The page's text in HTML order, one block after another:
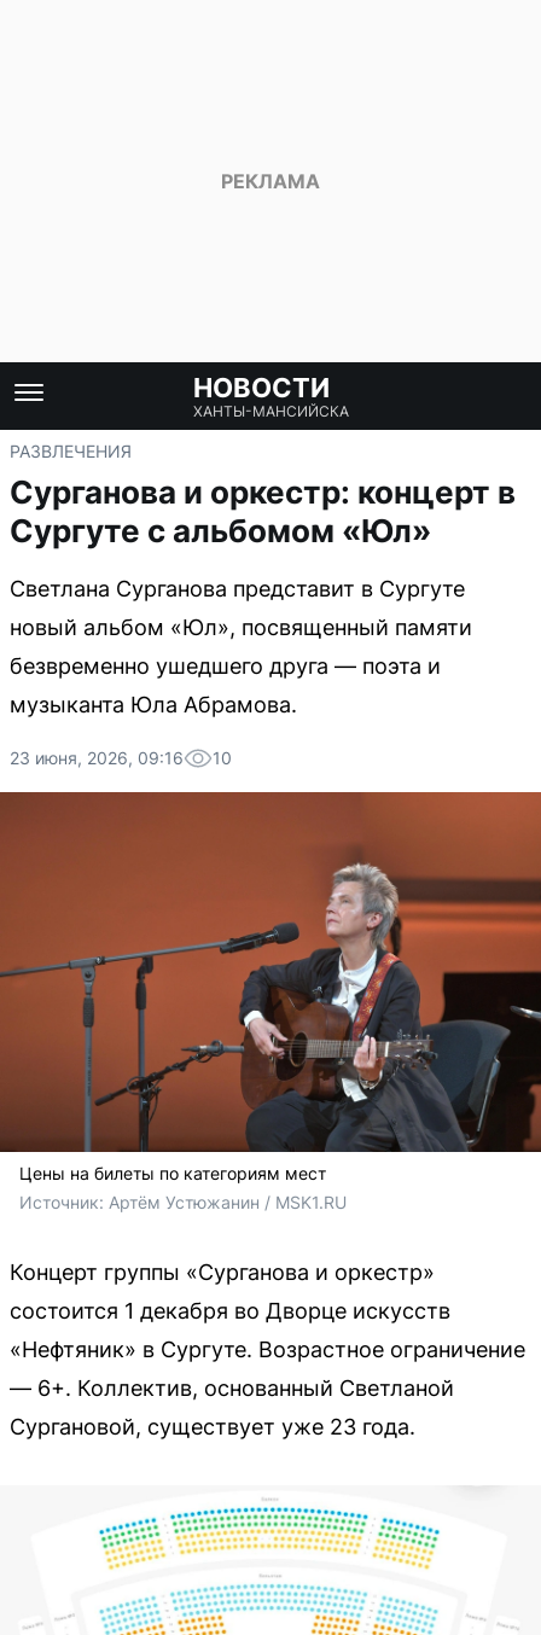
НОВОСТИ
ХАНТЫ-МАНСИЙСКА
РАЗВЛЕЧЕНИЯ
Сурганова и оркестр: концерт в
Сургуте с альбомом «Юл»
Светлана Сурганова представит в Сургуте
новый альбом «Юл», посвященный памяти
безвременно ушедшего друга — поэта и
музыканта Юла Абрамова.
23 июня, 2026, 09:16 10
Цены на билеты по категориям мест
Источник: Артём Устюжанин / MSK1.RU
Концерт группы «Сурганова и оркестр»
состоится 1 декабря во Дворце искусств
«Нефтяник» в Сургуте. Возрастное ограничение
— 6+. Коллектив, основанный Светланой
Сургановой, существует уже 23 года.